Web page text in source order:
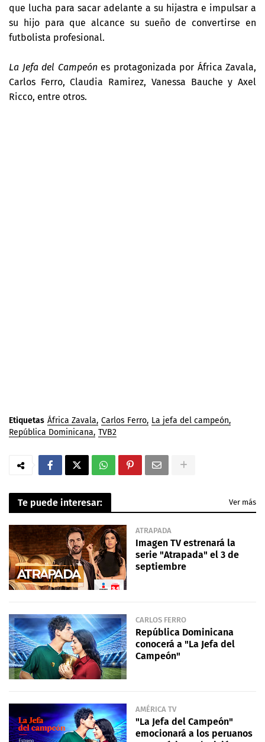
que lucha para sacar adelante a su hijastra e impulsar a
su hijo para que alcance su sueño de convertirse en
futbolista profesional.
La Jefa del Campeónes protagonizada por África Zavala,
Carlos Ferro, Claudia Ramirez, Vanessa Bauche y Axel
Ricco, entre otros.
Etiquetas África Zavala Carlos Ferro La jefa del campeón
República Dominicana TVB2
Te puede interesar: Ver más
ATRAPADA
Imagen TV estrenará la
serie "Atrapada" el 3 de
septiembre
CARLOS FERRO
República Dominicana
conocerá a "La Jefa del
Campeón"
AMÉRICA TV
"La Jefa del Campeón"
emocionará a los peruanos